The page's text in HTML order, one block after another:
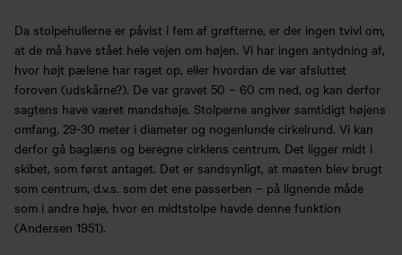
Da stolpehullerne er påvist i fem af grøfterne, er der ingen tvivl om,
at de må have stået hele vejen om højen. Vi har ingen antydning af,
hvor højt pælene har raget op, eller hvordan de var afsluttet
foroven (udskårne?). De var gravet 50 – 60 cm ned, og kan derfor
sagtens have været mandshøje. Stolperne angiver samtidigt højens
omfang, 29-30 meter i diameter og nogenlunde cirkelrund. Vi kan
derfor gå baglæns og beregne cirklens centrum. Det ligger midt i
skibet, som først antaget. Det er sandsynligt, at masten blev brugt
som centrum, d.v.s. som det ene passerben – på lignende måde
som i andre høje, hvor en midtstolpe havde denne funktion
(Andersen 1951).